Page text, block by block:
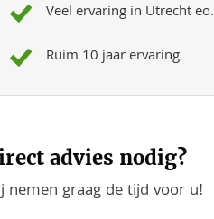
Veel ervaring in Utrecht eo.
Ruim 10 jaar ervaring
advies nodig?
nemen graag de tijd voor u!